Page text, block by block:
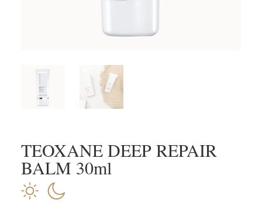
TEOXANE DEEP REPAIR
BALM 30ml